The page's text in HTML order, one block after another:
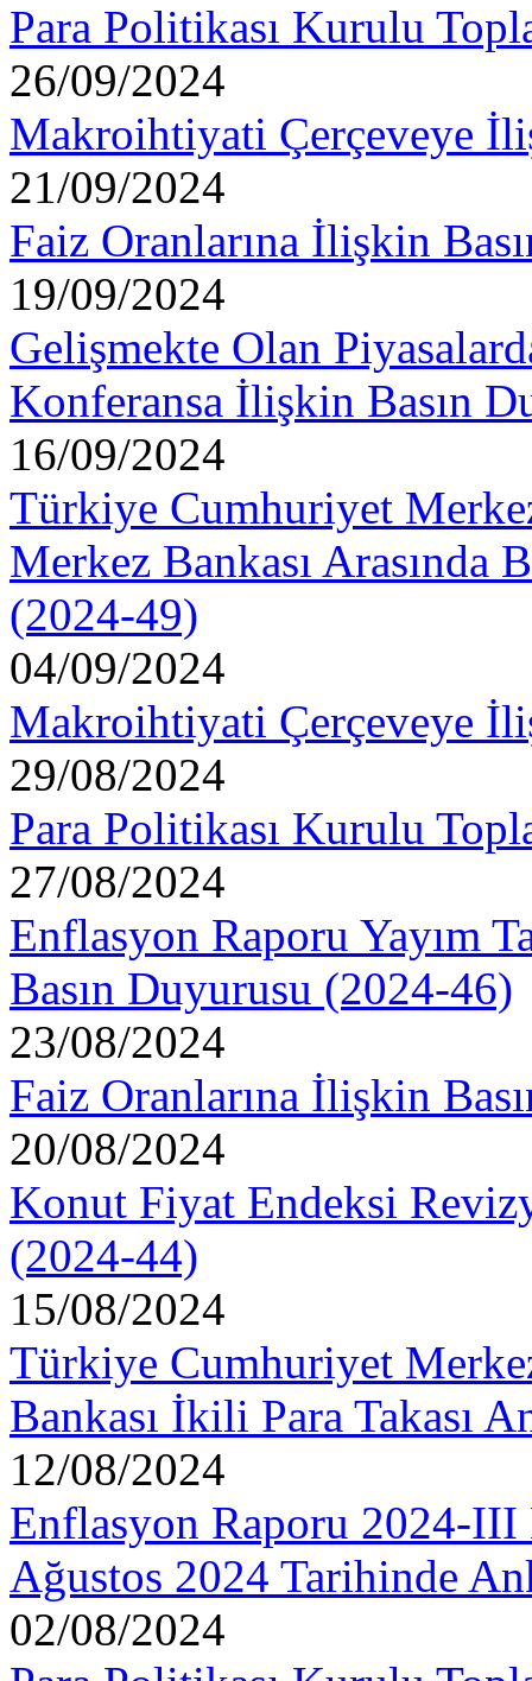
Para Politikası Kurulu
26/09/2024
Makroihtiyati Çerçeveye
21/09/2024
Faiz Oranlarına İlişkin
19/09/2024
Gelişmekte Olan
Konferansa İlişkin Basın
16/09/2024
Türkiye Cumhuriyet
Merkez Bankası Arasında
(2024-49)
04/09/2024
Makroihtiyati Çerçeveye
29/08/2024
Para Politikası Kurulu
27/08/2024
Enflasyon Raporu Yayım
Basın Duyurusu (2024-46)
23/08/2024
Faiz Oranlarına İlişkin
20/08/2024
Konut Fiyat Endeksi
(2024-44)
15/08/2024
Türkiye Cumhuriyet
Bankası İkili Para Takası
12/08/2024
Enflasyon Raporu 2024-III
Ağustos 2024 Tarihinde
02/08/2024